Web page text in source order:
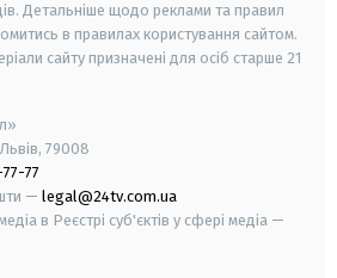
Детальніше щодо реклами та правил
в правилах користування сайтом.
сайту призначені для осіб старше 21
79008
77
— legal@24tv.com.ua
в Реєстрі суб'єктів у сфері медіа —